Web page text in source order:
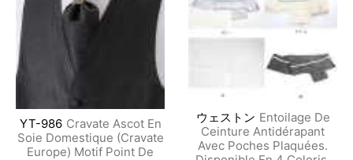
YT-986 Cravate Ascot En
Soie Domestique (Cravate
Europe) Motif Point De
ウェストン Entoilage De
Ceinture Antidérapant
Avec Poches Plaquées.